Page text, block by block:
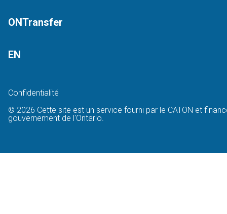
ONTransfer
EN
Confidentialité
© 2026 Cette site est un service fourni par le CATON et
gouvernement de l'Ontario.